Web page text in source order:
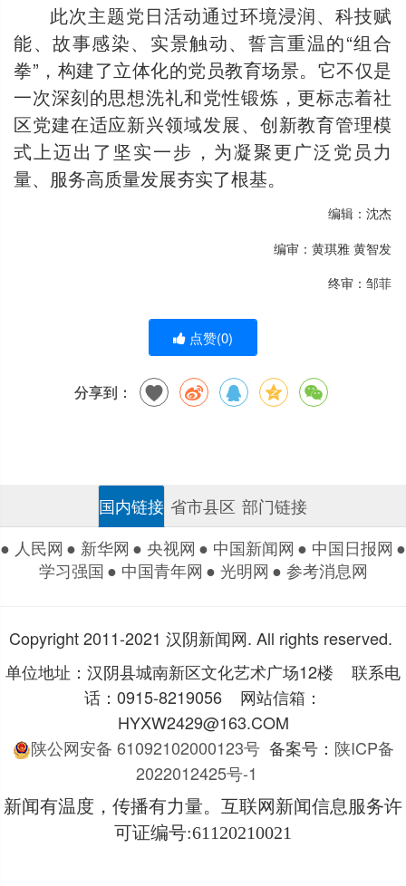
此次主题党日活动通过环境浸润、科技赋
能、故事感染、实景触动、誓言重温的“组合
拳”，构建了立体化的党员教育场景。它不仅是
一次深刻的思想洗礼和党性锻炼，更标志着社
区党建在适应新兴领域发展、创新教育管理模
式上迈出了坚实一步，为凝聚更广泛党员力
量、服务高质量发展夯实了根基。
编辑：沈杰
编审：黄琪雅 黄智发
终审：邹菲
点赞(0)
分享到：
国内链接 省市县区 部门链接
● 人民网 ● 新华网 ● 央视网 ● 中国新闻网 ● 中国日报网 ●
学习强国● 中国青年网 ● 光明网 ● 参考消息网
Copyright 2011-2021 汉阴新闻网. All rights reserved.
单位地址：汉阴县城南新区文化艺术广场12楼 联系电
话：0915-8219056 网站信箱：
HYXW2429@163.COM
陕公网安备 61092102000123号备案号： 陕ICP备
2022012425号-1
新闻有温度，传播有力量。互联网新闻信息服务许
可证编号:61120210021